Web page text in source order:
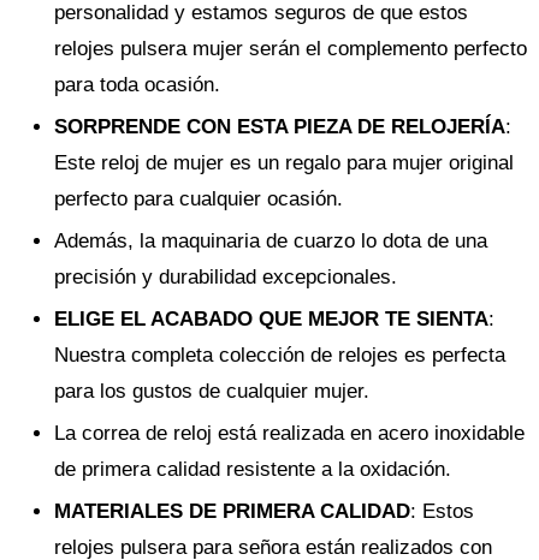
personalidad y estamos seguros de que estos
relojes pulsera mujer serán el complemento perfecto
para toda ocasión.
SORPRENDE CON ESTA PIEZA DE RELOJERÍA:
Este reloj de mujer es un regalo para mujer original
perfecto para cualquier ocasión.
Además, la maquinaria de cuarzo lo dota de una
precisión y durabilidad excepcionales.
ELIGE EL ACABADO QUE MEJOR TE SIENTA:
Nuestra completa colección de relojes es perfecta
para los gustos de cualquier mujer.
La correa de reloj está realizada en acero inoxidable
de primera calidad resistente a la oxidación.
MATERIALES DE PRIMERA CALIDAD: Estos
relojes pulsera para señora están realizados con